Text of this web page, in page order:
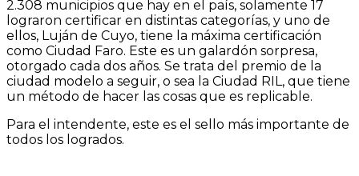
2.308 municipios que hay en el país, solamente 17
lograron certificar en distintas categorías, y uno de
ellos, Luján de Cuyo, tiene la máxima certificación
como Ciudad Faro. Este es un galardón sorpresa,
otorgado cada dos años. Se trata del premio de la
ciudad modelo a seguir, o sea la Ciudad RIL, que tiene
un método de hacer las cosas que es replicable.
Para el intendente, este es el sello más importante de
todos los logrados.